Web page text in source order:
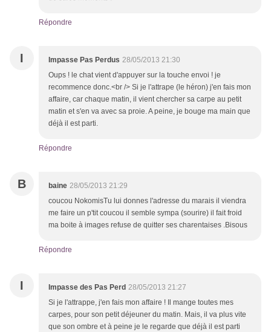
Répondre
I Impasse Pas Perdus 28/05/2013 21:30
Oups ! le chat vient d'appuyer sur la touche envoi ! je
recommence donc.<br /> Si je l'attrape (le héron) j'en fais mon
affaire, car chaque matin, il vient chercher sa carpe au petit
matin et s'en va avec sa proie. A peine, je bouge ma main que
déjà il est parti.
Répondre
B baine 28/05/2013 21:29
coucou NokomisTu lui donnes l'adresse du marais il viendra
me faire un p'tit coucou il semble sympa (sourire) il fait froid
ma boite à images refuse de quitter ses charentaises .Bisous
Répondre
I Impasse des Pas Perd 28/05/2013 21:27
Si je l'attrappe, j'en fais mon affaire ! Il mange toutes mes
carpes, pour son petit déjeuner du matin. Mais, il va plus vite
que son ombre et à peine je le regarde que déjà il est parti